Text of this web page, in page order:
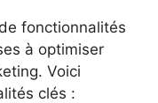
fonctionnalités
à optimiser
Voici
clés :